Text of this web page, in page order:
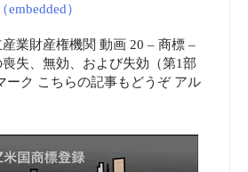
）
業財産権機関 動画 20 – 商標 –
失、無効、および失効（第1部
ーク こちらの記事もどうぞ アル